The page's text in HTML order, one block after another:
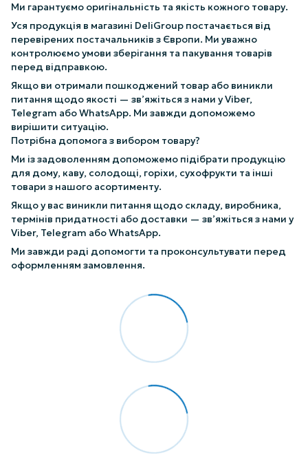
Ми гарантуємо оригінальність та якість кожного товару.
Уся продукція в магазині DeliGroup постачається від
перевірених постачальників з Європи. Ми уважно
контролюємо умови зберігання та пакування товарів
перед відправкою.
Якщо ви отримали пошкоджений товар або виникли
питання щодо якості — зв’яжіться з нами у Viber,
Telegram або WhatsApp. Ми завжди допоможемо
вирішити ситуацію.
Потрібна допомога з вибором товару?
Ми із задоволенням допоможемо підібрати продукцію
для дому, каву, солодощі, горіхи, сухофрукти та інші
товари з нашого асортименту.
Якщо у вас виникли питання щодо складу, виробника,
термінів придатності або доставки — зв’яжіться з нами у
Viber, Telegram або WhatsApp.
Ми завжди раді допомогти та проконсультувати перед
оформленням замовлення.